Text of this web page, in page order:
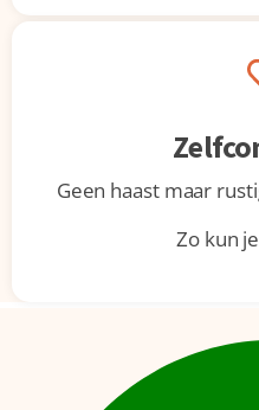
Geen haast maar
Zo kun